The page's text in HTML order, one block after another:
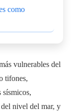
como
vulnerables del
tifones,
sísmicos,
nivel del mar, y